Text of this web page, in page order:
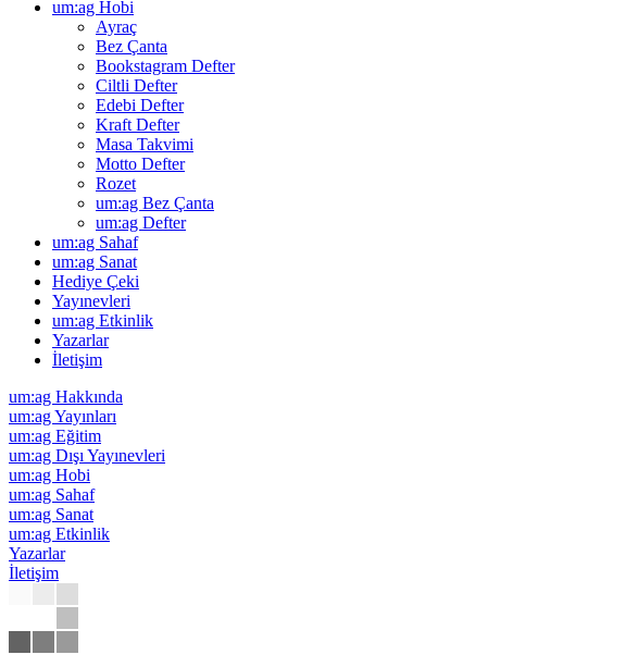
um:ag Hobi
Ayraç
Bez Çanta
Bookstagram Defter
Ciltli Defter
Edebi Defter
Kraft Defter
Masa Takvimi
Motto Defter
Rozet
um:ag Bez Çanta
um:ag Defter
um:ag Sahaf
um:ag Sanat
Hediye Çeki
Yayınevleri
um:ag Etkinlik
Yazarlar
İletişim
um:ag Hakkında
um:ag Yayınları
um:ag Eğitim
um:ag Dışı Yayınevleri
um:ag Hobi
um:ag Sahaf
um:ag Sanat
um:ag Etkinlik
Yazarlar
İletişim